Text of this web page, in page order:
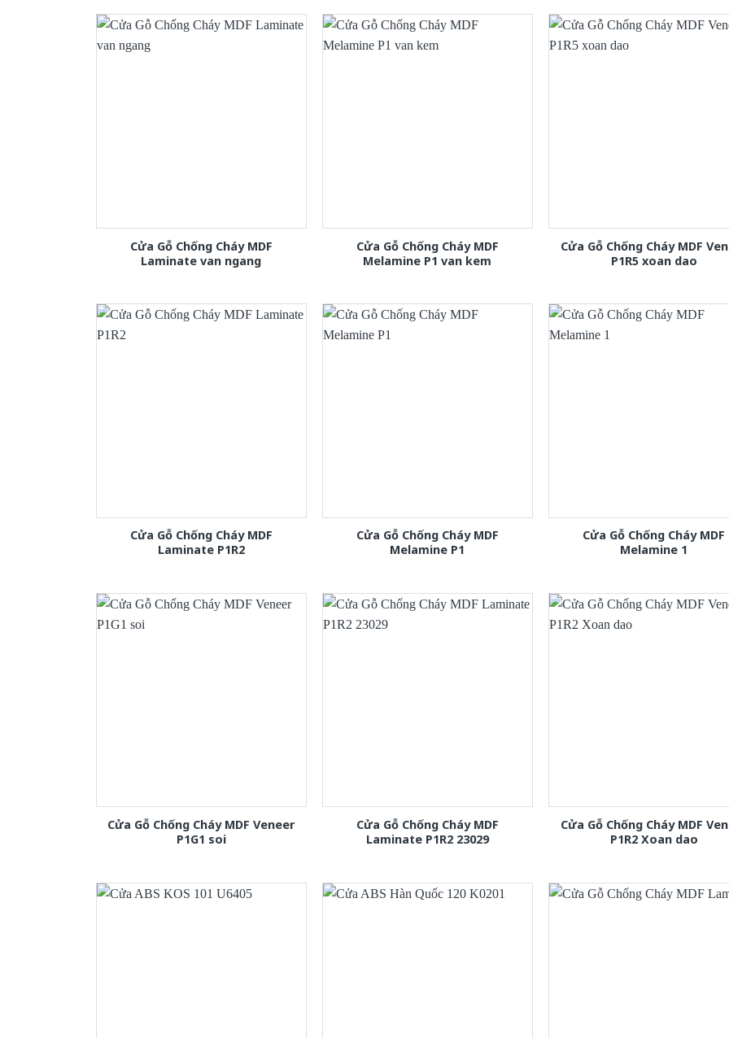
Cửa Gỗ Chống Cháy MDF
Laminate van ngang
Cửa Gỗ Chống Cháy MDF
Melamine P1 van kem
Cửa Gỗ Chống Cháy MDF
P1R5 xoan dao
Cửa Gỗ Chống Cháy MDF
Laminate P1R2
Cửa Gỗ Chống Cháy MDF
Melamine P1
Cửa Gỗ Chống Cháy MDF
Melamine 1
Cửa Gỗ Chống Cháy MDF Veneer
P1G1 soi
Cửa Gỗ Chống Cháy MDF
Laminate P1R2 23029
Cửa Gỗ Chống Cháy MDF
P1R2 Xoan dao